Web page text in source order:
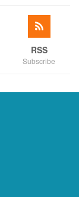
RSS
Subscribe